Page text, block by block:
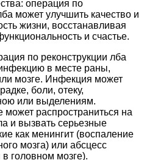
операция по
может улучшить качество и
жизни, восстанавливая
и счастье.
по реконструкции лба
в месте раны,
мозге. Инфекция может
боли, отеку,
или выделениям.
может распространиться на
и вызвать серьезные
как менингит (воспаление
мозга) или абсцесс
в головном мозге).